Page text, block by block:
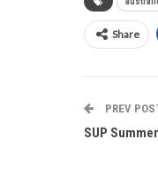
Share
PREV
SUP